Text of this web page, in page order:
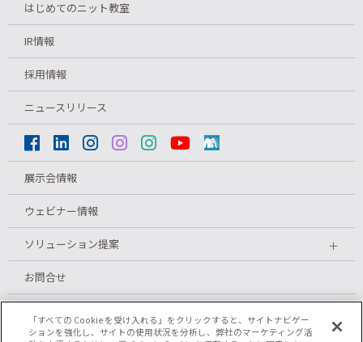
はじめてのニット教室
IR情報
採用情報
ニュースリリース
展示会情報
ウェビナー情報
ソリューション提案 ＋
お問合せ
「すべての Cookie を受け入れる」をクリックすると、サイトナビゲー
ションを強化し、サイトの使用状況を分析し、弊社のマーケティング活